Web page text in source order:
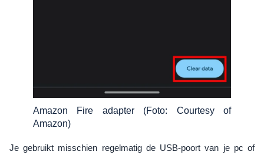
Amazon Fire adapter (Foto: Courtesy of
Amazon)
Je gebruikt misschien regelmatig de USB-poort van je pc of